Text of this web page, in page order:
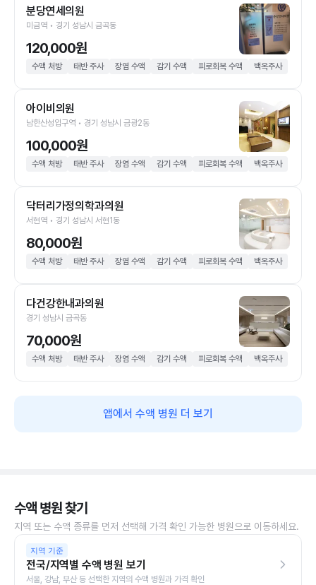
분당연세의원
미금역 • 경기 성남시 금곡동
120,000원
수액 처방 태반 주사 장염 수액 감기 수액 피로회복 수액 백옥주사
아이비의원
남한산성입구역 • 경기 성남시 금광2동
100,000원
수액 처방 태반 주사 장염 수액 감기 수액 피로회복 수액 백옥주사
닥터리가정의학과의원
서현역 • 경기 성남시 서현1동
80,000원
수액 처방 태반 주사 장염 수액 감기 수액 피로회복 수액 백옥주사
다건강한내과의원
경기 성남시 금곡동
70,000원
수액 처방 태반 주사 장염 수액 감기 수액 피로회복 수액 백옥주사
앱에서 수액 병원 더 보기
수액 병원 찾기
지역 또는 수액 종류를 먼저 선택해 가격 확인 가능한 병원으로 이동하세요.
지역 기준
전국/지역별 수액 병원 보기
서울, 강남, 부산 등 선택한 지역의 수액 병원과 가격 확인